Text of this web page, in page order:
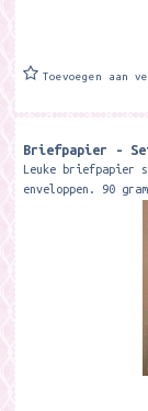
Toevoegen aan
Briefpapier -
Leuke briefpapier
enveloppen. 90